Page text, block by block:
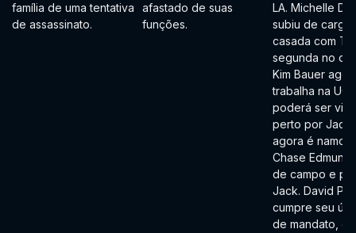
família de uma tentativa
de assassinato.
afastado de suas
funções.
LA. Michelle
subiu de
casada com
segunda no
Kim Bauer
trabalha na
poderá ser
perto por Jack.
agora é
Chase
de campo e
Jack. David
cumpre seu
de mandato, e